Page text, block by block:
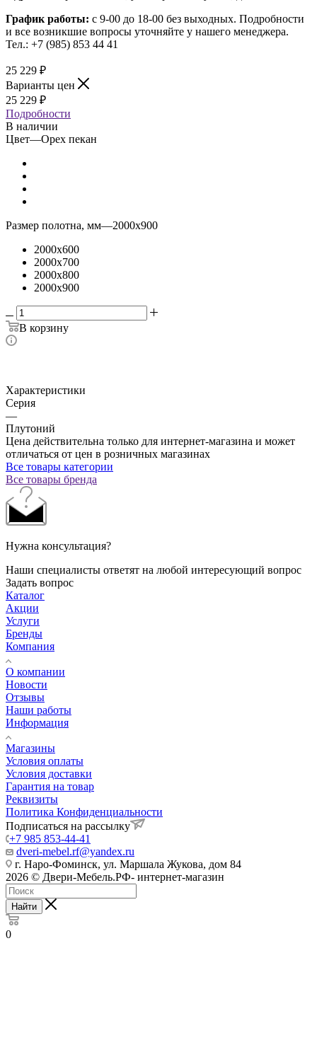
График работы: с 9-00 до 18-00 без выходных. Подробности
и все возникшие вопросы уточняйте у нашего менеджера.
Тел.: +7 (985) 853 44 41
25 229 ₽
Варианты цен
25 229 ₽
Подробности
В наличии
Цвет—Орех пекан
Размер полотна, мм—2000x900
2000x600
2000x700
2000x800
2000x900
В корзину
Характеристики
Серия
—
Плутоний
Цена действительна только для интернет-магазина и может
отличаться от цен в розничных магазинах
Все товары категории
Все товары бренда
Нужна консультация?
Наши специалисты ответят на любой интересующий вопрос
Задать вопрос
Каталог
Акции
Услуги
Бренды
Компания
О компании
Новости
Отзывы
Наши работы
Информация
Магазины
Условия оплаты
Условия доставки
Гарантия на товар
Реквизиты
Политика Конфиденциальности
Подписаться на рассылку
+7 985 853-44-41
dveri-mebel.rf@yandex.ru
г. Наро-Фоминск, ул. Маршала Жукова, дом 84
2026 © Двери-Мебель.РФ- интернет-магазин
Найти
0